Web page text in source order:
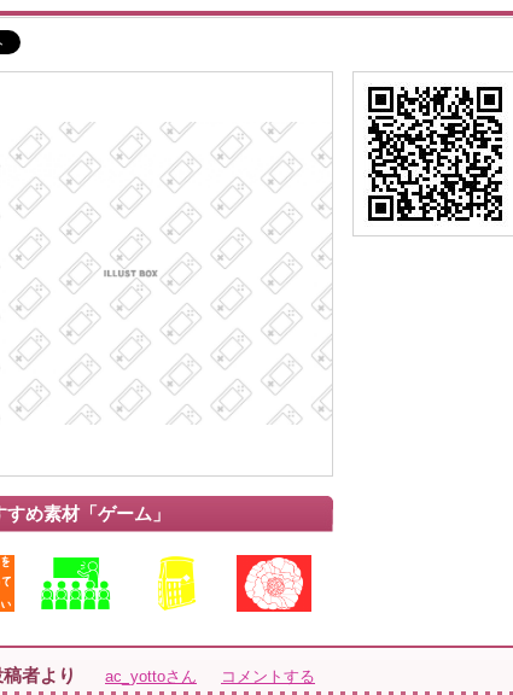
すめ素材「ゲーム」
者より ac_yottoさん コメントする